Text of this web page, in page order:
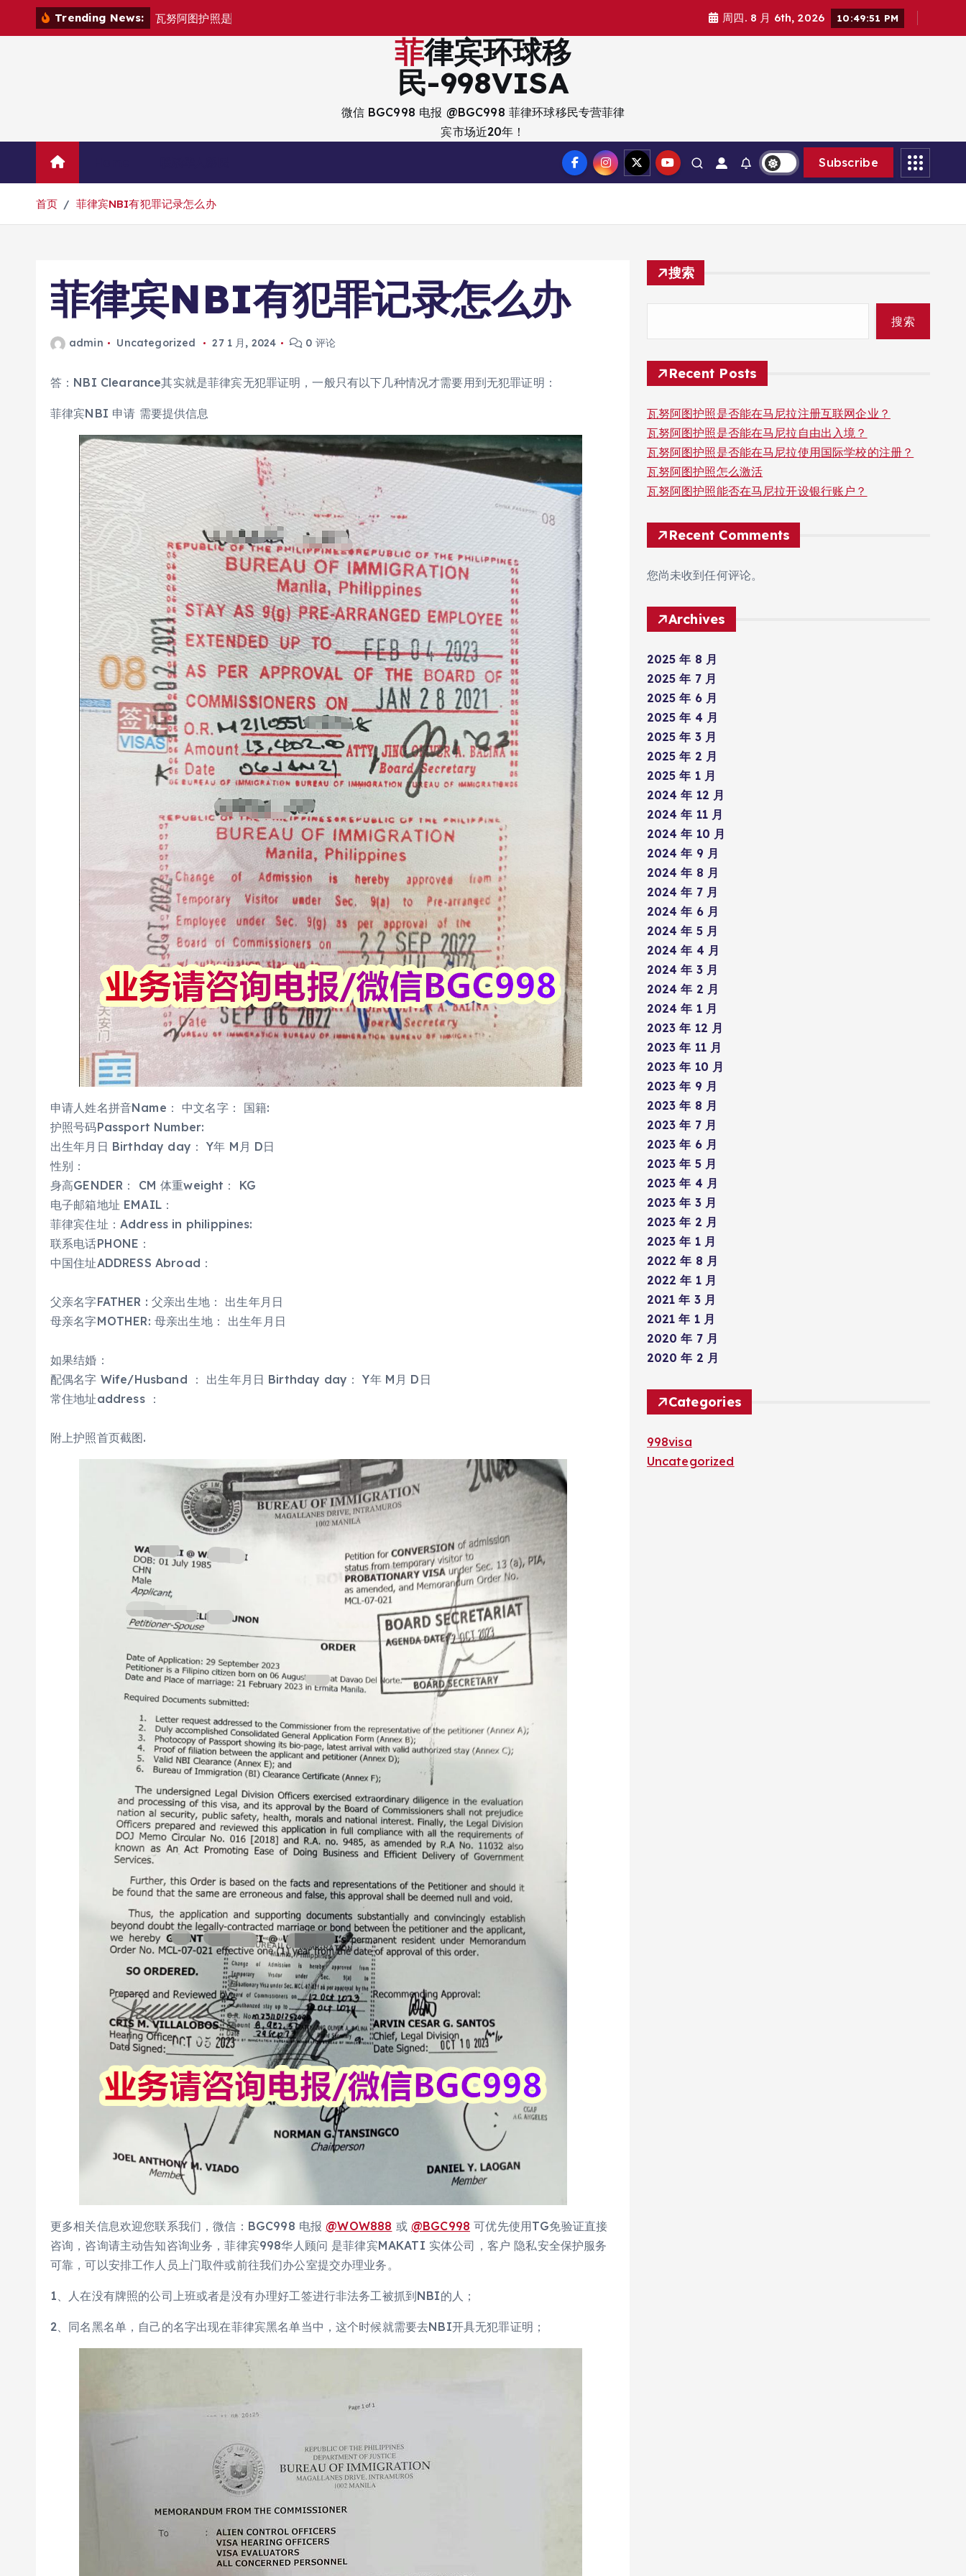
Trending News: 瓦努阿图护照是 周四. 8 月 6th, 2026 10:49:52 PM
菲律宾环球移
民-998VISA
微信 BGC998 电报 @BGC998 菲律环球移民专营菲律
宾市场近20年！
Subscribe
首页 菲律宾NBI有犯罪记录怎么办
菲律宾NBI有犯罪记录怎么办
admin Uncategorized 27 1 月, 2024 0 评论
答：NBI Clearance其实就是菲律宾无犯罪证明，一般只有以下几种情况才需要用到无犯罪证明：
菲律宾NBI 申请 需要提供信息
申请人姓名拼音Name： 中文名字： 国籍:
护照号码Passport Number:
出生年月日 Birthday day： Y年 M月 D日
性别：
身高GENDER： CM 体重weight： KG
电子邮箱地址 EMAIL：
菲律宾住址：Address in philippines:
联系电话PHONE：
中国住址ADDRESS Abroad：
父亲名字FATHER : 父亲出生地： 出生年月日
母亲名字MOTHER: 母亲出生地： 出生年月日
如果结婚：
配偶名字 Wife/Husband ： 出生年月日 Birthday day： Y年 M月 D日
常住地址address ：
附上护照首页截图.
更多相关信息欢迎您联系我们，微信：BGC998 电报@WOW888 或 @BGC998 可优先使用TG免验证直接
咨询，咨询请主动告知咨询业务，菲律宾998华人顾问 是菲律宾MAKATI 实体公司，客户 隐私安全保护服务
可靠，可以安排工作人员上门取件或前往我们办公室提交办理业务。
1、人在没有牌照的公司上班或者是没有办理好工签进行非法务工被抓到NBI的人；
2、同名黑名单，自己的名字出现在菲律宾黑名单当中，这个时候就需要去NBI开具无犯罪证明；
搜索
搜索
Recent Posts
瓦努阿图护照是否能在马尼拉注册互联网企业？
瓦努阿图护照是否能在马尼拉自由出入境？
瓦努阿图护照是否能在马尼拉使用国际学校的注册？
瓦努阿图护照怎么激活
瓦努阿图护照能否在马尼拉开设银行账户？
Recent Comments
您尚未收到任何评论。
Archives
2025 年 8 月
2025 年 7 月
2025 年 6 月
2025 年 4 月
2025 年 3 月
2025 年 2 月
2025 年 1 月
2024 年 12 月
2024 年 11 月
2024 年 10 月
2024 年 9 月
2024 年 8 月
2024 年 7 月
2024 年 6 月
2024 年 5 月
2024 年 4 月
2024 年 3 月
2024 年 2 月
2024 年 1 月
2023 年 12 月
2023 年 11 月
2023 年 10 月
2023 年 9 月
2023 年 8 月
2023 年 7 月
2023 年 6 月
2023 年 5 月
2023 年 4 月
2023 年 3 月
2023 年 2 月
2023 年 1 月
2022 年 8 月
2022 年 1 月
2021 年 3 月
2021 年 1 月
2020 年 7 月
2020 年 2 月
Categories
998visa
Uncategorized